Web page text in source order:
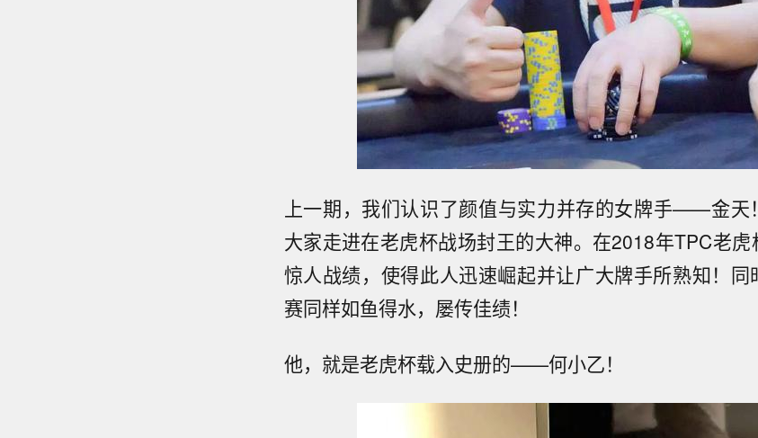
上一期，我们认识了颜值与实力并存的女牌手——金天
大家走进在老虎杯战场封王的大神。在2018年TPC老
惊人战绩，使得此人迅速崛起并让广大牌手所熟知！同
赛同样如鱼得水，屡传佳绩！
他，就是老虎杯载入史册的——何小乙！